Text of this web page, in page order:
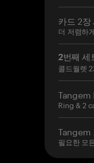
카드 2장
더 저렴하
2번째 세
콜드월렛
Tangem
Ring & 2
Tangem
필요한 모